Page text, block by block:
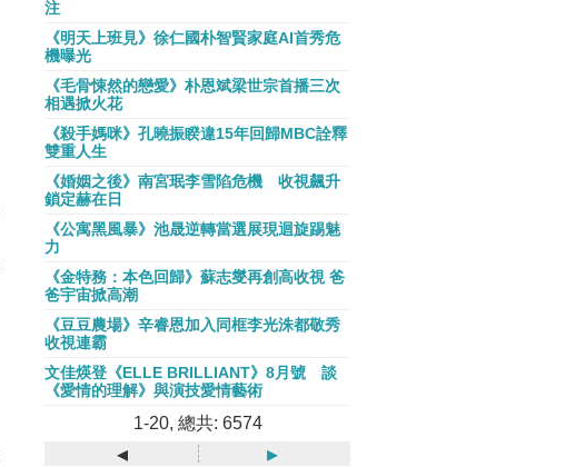
注
《明天上班見》徐仁國朴智賢家庭AI首秀危
機曝光
《毛骨悚然的戀愛》朴恩斌梁世宗首播三次
相遇掀火花
《殺手媽咪》孔曉振睽違15年回歸MBC詮釋
雙重人生
《婚姻之後》南宮珉李雪陷危機 收視飆升
鎖定赫在日
《公寓黑風暴》池晟逆轉當選展現迴旋踢魅
力
《金特務：本色回歸》蘇志燮再創高收視 爸
爸宇宙掀高潮
《豆豆農場》辛睿恩加入同框李光洙都敬秀
收視連霸
文佳煐登《ELLE BRILLIANT》8月號 談
《愛情的理解》與演技愛情藝術
1-20, 總共: 6574
◂ ▸